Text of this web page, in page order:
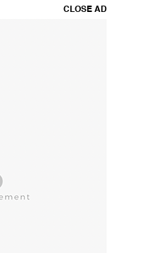
CLOSE AD